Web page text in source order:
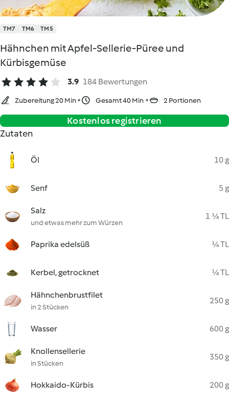
TM7 TM6 TM5
Hähnchen mit Apfel-Sellerie-Püree und
Kürbisgemüse
3.9 184 Bewertungen
Zubereitung 20 Min Gesamt 40 Min 2 Portionen
Kostenlos registrieren
Zutaten
Öl 10 g
Senf 5 g
Salz
und etwas mehr zum Würzen
1 ¼ TL
Paprika edelsüß ¼ TL
Kerbel, getrocknet ¼ TL
Hähnchenbrustfilet
in 2 Stücken
250 g
Wasser 600 g
Knollensellerie
in Stücken
350 g
Hokkaido-Kürbis 200 g